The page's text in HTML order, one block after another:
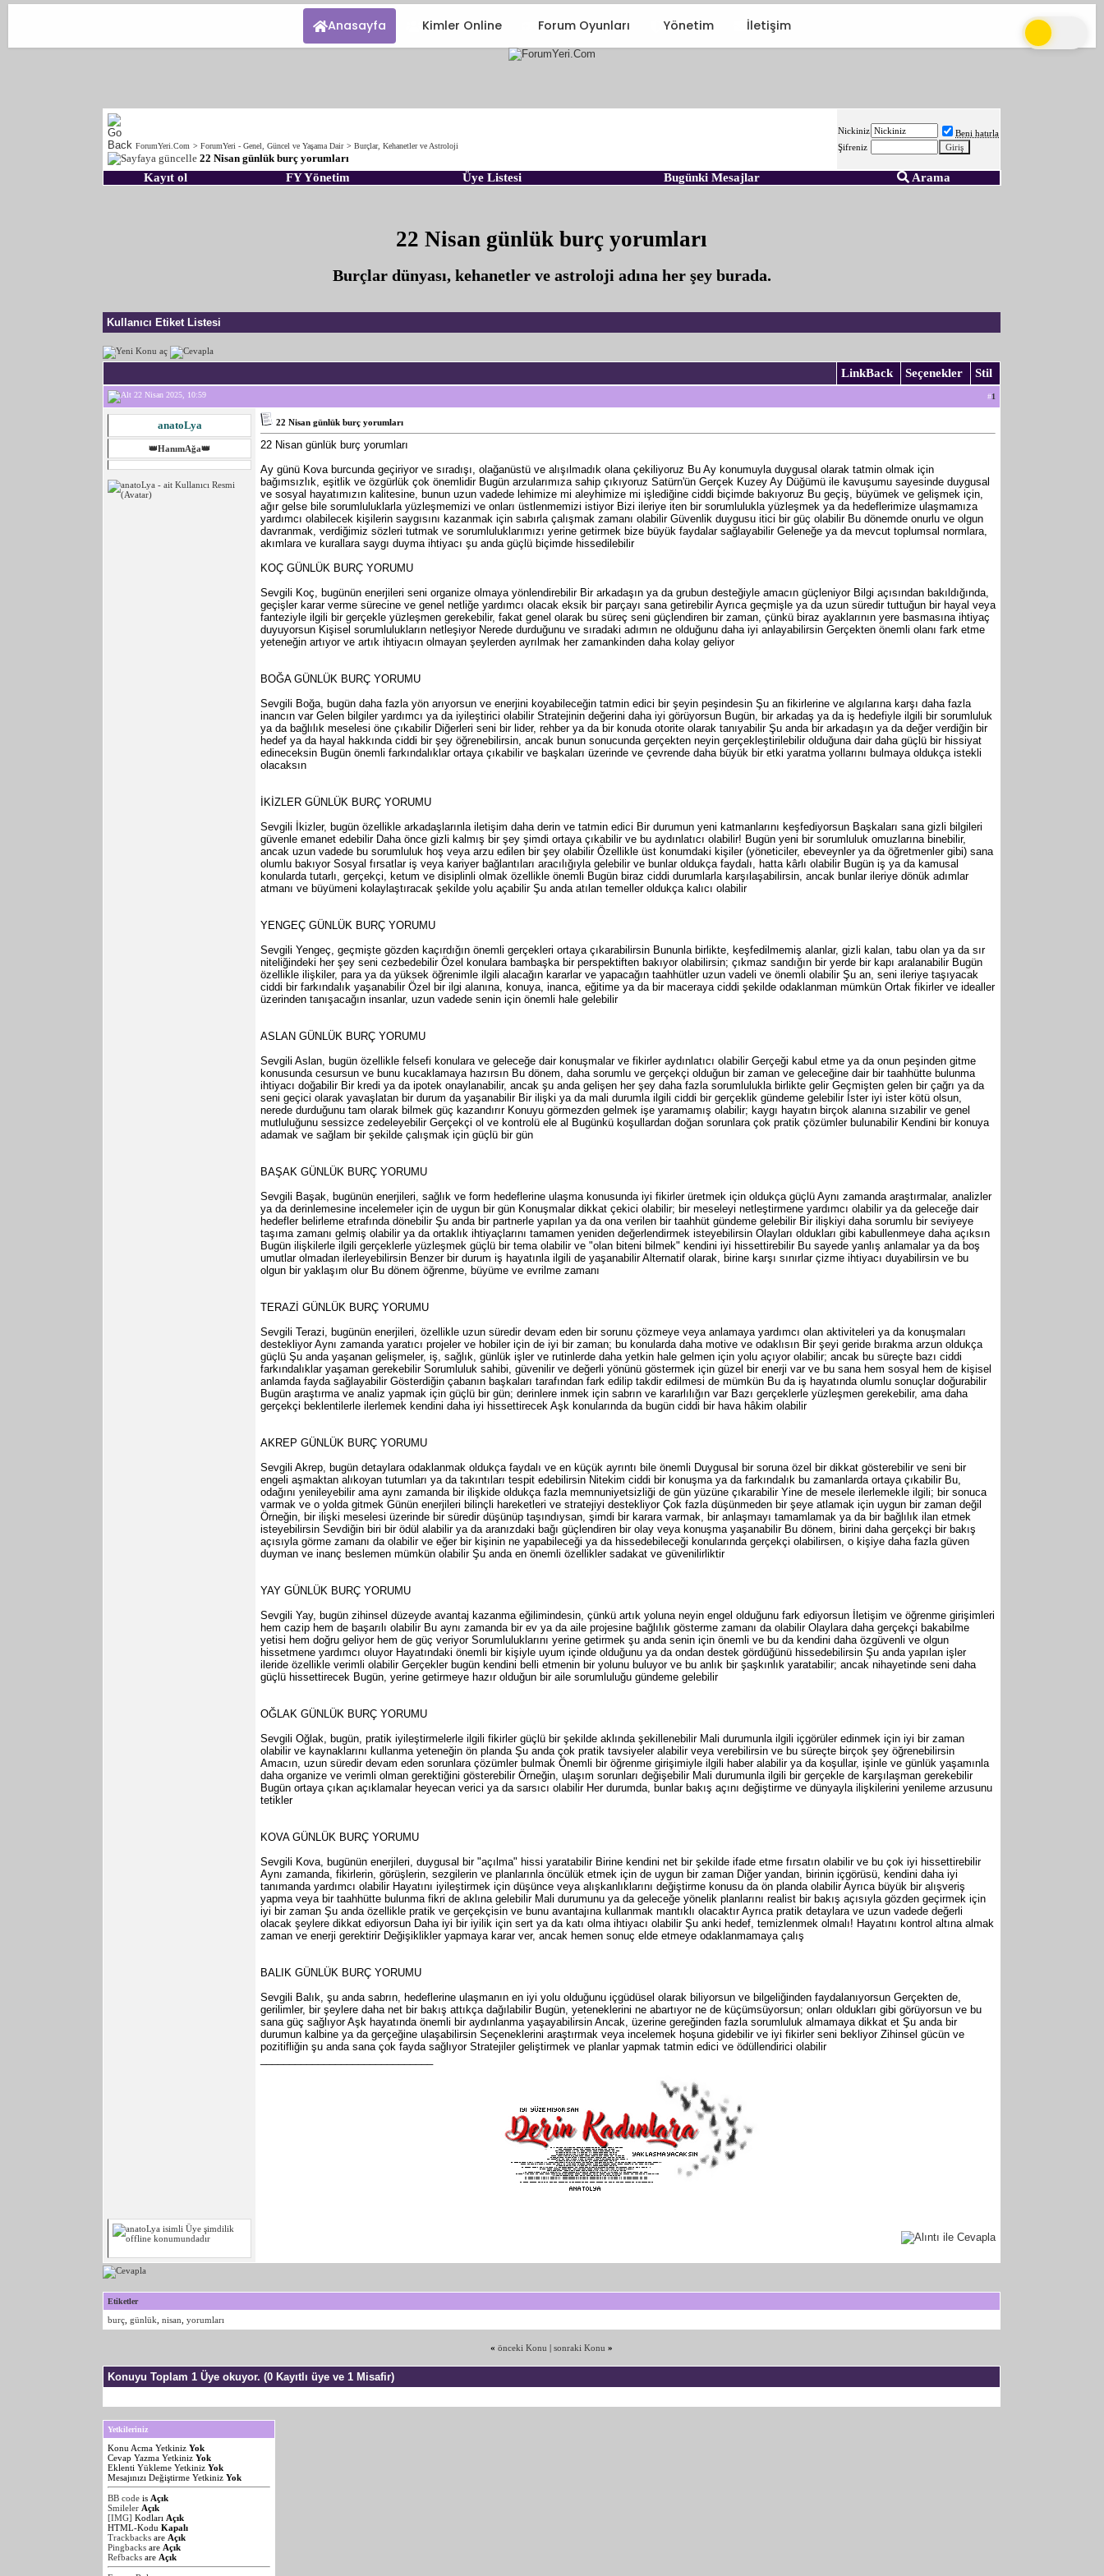
Anasayfa Kimler Online Forum Oyunları Yönetim İletişim
ForumYeri.Com >ForumYeri - Genel, Güncel ve Yaşama Dair >Burçlar, Kehanetler ve Astroloji
22 Nisan günlük burç yorumları
Nickiniz
Beni hatırla
Şifreniz
Kayıt ol FY Yönetim Üye Listesi Bugünki Mesajlar Arama
22 Nisan günlük burç yorumları
Burçlar dünyası, kehanetler ve astroloji adına her şey burada.
Kullanıcı Etiket Listesi
LinkBack Seçenekler Stil
22 Nisan 2025, 10:59 #1
anatoLya
👑HanımAğa👑
22 Nisan günlük burç yorumları
22 Nisan günlük burç yorumları
Ay günü Kova burcunda geçiriyor ve sıradışı, olağanüstü ve alışılmadık olana çekiliyoruz Bu Ay konumuyla duygusal olarak tatmin olmak için
bağımsızlık, eşitlik ve özgürlük çok önemlidir Bugün arzularımıza sahip çıkıyoruz Satürn'ün Gerçek Kuzey Ay Düğümü ile kavuşumu sayesinde duygusal
ve sosyal hayatımızın kalitesine, bunun uzun vadede lehimize mi aleyhimize mi işlediğine ciddi biçimde bakıyoruz Bu geçiş, büyümek ve gelişmek için,
ağır gelse bile sorumluluklarla yüzleşmemizi ve onları üstlenmemizi istiyor Bizi ileriye iten bir sorumlulukla yüzleşmek ya da hedeflerimize ulaşmamıza
yardımcı olabilecek kişilerin saygısını kazanmak için sabırla çalışmak zamanı olabilir Güvenlik duygusu itici bir güç olabilir Bu dönemde onurlu ve olgun
davranmak, verdiğimiz sözleri tutmak ve sorumluluklarımızı yerine getirmek bize büyük faydalar sağlayabilir Geleneğe ya da mevcut toplumsal normlara,
akımlara ve kurallara saygı duyma ihtiyacı şu anda güçlü biçimde hissedilebilir
KOÇ GÜNLÜK BURÇ YORUMU
Sevgili Koç, bugünün enerjileri seni organize olmaya yönlendirebilir Bir arkadaşın ya da grubun desteğiyle amacın güçleniyor Bilgi açısından bakıldığında,
geçişler karar verme sürecine ve genel netliğe yardımcı olacak eksik bir parçayı sana getirebilir Ayrıca geçmişle ya da uzun süredir tuttuğun bir hayal veya
fanteziyle ilgili bir gerçekle yüzleşmen gerekebilir, fakat genel olarak bu süreç seni güçlendiren bir zaman, çünkü biraz ayaklarının yere basmasına ihtiyaç
duyuyorsun Kişisel sorumlulukların netleşiyor Nerede durduğunu ve sıradaki adımın ne olduğunu daha iyi anlayabilirsin Gerçekten önemli olanı fark etme
yeteneğin artıyor ve artık ihtiyacın olmayan şeylerden ayrılmak her zamankinden daha kolay geliyor
BOĞA GÜNLÜK BURÇ YORUMU
Sevgili Boğa, bugün daha fazla yön arıyorsun ve enerjini koyabileceğin tatmin edici bir şeyin peşindesin Şu an fikirlerine ve algılarına karşı daha fazla
inancın var Gelen bilgiler yardımcı ya da iyileştirici olabilir Stratejinin değerini daha iyi görüyorsun Bugün, bir arkadaş ya da iş hedefiyle ilgili bir sorumluluk
ya da bağlılık meselesi öne çıkabilir Diğerleri seni bir lider, rehber ya da bir konuda otorite olarak tanıyabilir Şu anda bir arkadaşın ya da değer verdiğin bir
hedef ya da hayal hakkında ciddi bir şey öğrenebilirsin, ancak bunun sonucunda gerçekten neyin gerçekleştirilebilir olduğuna dair daha güçlü bir hissiyat
edineceksin Bugün önemli farkındalıklar ortaya çıkabilir ve başkaları üzerinde ve çevrende daha büyük bir etki yaratma yollarını bulmaya oldukça istekli
olacaksın
İKİZLER GÜNLÜK BURÇ YORUMU
Sevgili İkizler, bugün özellikle arkadaşlarınla iletişim daha derin ve tatmin edici Bir durumun yeni katmanlarını keşfediyorsun Başkaları sana gizli bilgileri
güvenle emanet edebilir Daha önce gizli kalmış bir şey şimdi ortaya çıkabilir ve bu aydınlatıcı olabilir! Bugün yeni bir sorumluluk omuzlarına binebilir,
ancak uzun vadede bu sorumluluk hoş veya arzu edilen bir şey olabilir Özellikle üst konumdaki kişiler (yöneticiler, ebeveynler ya da öğretmenler gibi) sana
olumlu bakıyor Sosyal fırsatlar iş veya kariyer bağlantıları aracılığıyla gelebilir ve bunlar oldukça faydalı, hatta kârlı olabilir Bugün iş ya da kamusal
konularda tutarlı, gerçekçi, ketum ve disiplinli olmak özellikle önemli Bugün biraz ciddi durumlarla karşılaşabilirsin, ancak bunlar ileriye dönük adımlar
atmanı ve büyümeni kolaylaştıracak şekilde yolu açabilir Şu anda atılan temeller oldukça kalıcı olabilir
YENGEÇ GÜNLÜK BURÇ YORUMU
Sevgili Yengeç, geçmişte gözden kaçırdığın önemli gerçekleri ortaya çıkarabilirsin Bununla birlikte, keşfedilmemiş alanlar, gizli kalan, tabu olan ya da sır
niteliğindeki her şey seni cezbedebilir Özel konulara bambaşka bir perspektiften bakıyor olabilirsin; çıkmaz sandığın bir yerde bir kapı aralanabilir Bugün
özellikle ilişkiler, para ya da yüksek öğrenimle ilgili alacağın kararlar ve yapacağın taahhütler uzun vadeli ve önemli olabilir Şu an, seni ileriye taşıyacak
ciddi bir farkındalık yaşanabilir Özel bir ilgi alanına, konuya, inanca, eğitime ya da bir maceraya ciddi şekilde odaklanman mümkün Ortak fikirler ve idealler
üzerinden tanışacağın insanlar, uzun vadede senin için önemli hale gelebilir
ASLAN GÜNLÜK BURÇ YORUMU
Sevgili Aslan, bugün özellikle felsefi konulara ve geleceğe dair konuşmalar ve fikirler aydınlatıcı olabilir Gerçeği kabul etme ya da onun peşinden gitme
konusunda cesursun ve bunu kucaklamaya hazırsın Bu dönem, daha sorumlu ve gerçekçi olduğun bir zaman ve geleceğine dair bir taahhütte bulunma
ihtiyacı doğabilir Bir kredi ya da ipotek onaylanabilir, ancak şu anda gelişen her şey daha fazla sorumlulukla birlikte gelir Geçmişten gelen bir çağrı ya da
seni geçici olarak yavaşlatan bir durum da yaşanabilir Bir ilişki ya da mali durumla ilgili ciddi bir gerçeklik gündeme gelebilir İster iyi ister kötü olsun,
nerede durduğunu tam olarak bilmek güç kazandırır Konuyu görmezden gelmek işe yaramamış olabilir; kaygı hayatın birçok alanına sızabilir ve genel
mutluluğunu sessizce zedeleyebilir Gerçekçi ol ve kontrolü ele al Bugünkü koşullardan doğan sorunlara çok pratik çözümler bulunabilir Kendini bir konuya
adamak ve sağlam bir şekilde çalışmak için güçlü bir gün
BAŞAK GÜNLÜK BURÇ YORUMU
Sevgili Başak, bugünün enerjileri, sağlık ve form hedeflerine ulaşma konusunda iyi fikirler üretmek için oldukça güçlü Aynı zamanda araştırmalar, analizler
ya da derinlemesine incelemeler için de uygun bir gün Konuşmalar dikkat çekici olabilir; bir meseleyi netleştirmene yardımcı olabilir ya da geleceğe dair
hedefler belirleme etrafında dönebilir Şu anda bir partnerle yapılan ya da ona verilen bir taahhüt gündeme gelebilir Bir ilişkiyi daha sorumlu bir seviyeye
taşıma zamanı gelmiş olabilir ya da ortaklık ihtiyaçlarını tamamen yeniden değerlendirmek isteyebilirsin Olayları oldukları gibi kabullenmeye daha açıksın
Bugün ilişkilerle ilgili gerçeklerle yüzleşmek güçlü bir tema olabilir ve "olan biteni bilmek" kendini iyi hissettirebilir Bu sayede yanlış anlamalar ya da boş
umutlar olmadan ilerleyebilirsin Benzer bir durum iş hayatınla ilgili de yaşanabilir Alternatif olarak, birine karşı sınırlar çizme ihtiyacı duyabilirsin ve bu
olgun bir yaklaşım olur Bu dönem öğrenme, büyüme ve evrilme zamanı
TERAZİ GÜNLÜK BURÇ YORUMU
Sevgili Terazi, bugünün enerjileri, özellikle uzun süredir devam eden bir sorunu çözmeye veya anlamaya yardımcı olan aktiviteleri ya da konuşmaları
destekliyor Aynı zamanda yaratıcı projeler ve hobiler için de iyi bir zaman; bu konularda daha motive ve odaklısın Bir şeyi geride bırakma arzun oldukça
güçlü Şu anda yaşanan gelişmeler, iş, sağlık, günlük işler ve rutinlerde daha yetkin hale gelmen için yolu açıyor olabilir; ancak bu süreçte bazı ciddi
farkındalıklar yaşaman gerekebilir Sorumluluk sahibi, güvenilir ve değerli yönünü göstermek için güzel bir enerji var ve bu sana hem sosyal hem de kişisel
anlamda fayda sağlayabilir Gösterdiğin çabanın başkaları tarafından fark edilip takdir edilmesi de mümkün Bu da iş hayatında olumlu sonuçlar doğurabilir
Bugün araştırma ve analiz yapmak için güçlü bir gün; derinlere inmek için sabrın ve kararlılığın var Bazı gerçeklerle yüzleşmen gerekebilir, ama daha
gerçekçi beklentilerle ilerlemek kendini daha iyi hissettirecek Aşk konularında da bugün ciddi bir hava hâkim olabilir
AKREP GÜNLÜK BURÇ YORUMU
Sevgili Akrep, bugün detaylara odaklanmak oldukça faydalı ve en küçük ayrıntı bile önemli Duygusal bir soruna özel bir dikkat gösterebilir ve seni bir
engeli aşmaktan alıkoyan tutumları ya da takıntıları tespit edebilirsin Nitekim ciddi bir konuşma ya da farkındalık bu zamanlarda ortaya çıkabilir Bu,
odağını yenileyebilir ama aynı zamanda bir ilişkide oldukça fazla memnuniyetsizliği de gün yüzüne çıkarabilir Yine de mesele ilerlemekle ilgili; bir sonuca
varmak ve o yolda gitmek Günün enerjileri bilinçli hareketleri ve stratejiyi destekliyor Çok fazla düşünmeden bir şeye atlamak için uygun bir zaman değil
Örneğin, bir ilişki meselesi üzerinde bir süredir düşünüp taşındıysan, şimdi bir karara varmak, bir anlaşmayı tamamlamak ya da bir bağlılık ilan etmek
isteyebilirsin Sevdiğin biri bir ödül alabilir ya da aranızdaki bağı güçlendiren bir olay veya konuşma yaşanabilir Bu dönem, birini daha gerçekçi bir bakış
açısıyla görme zamanı da olabilir ve eğer bir kişinin ne yapabileceği ya da hissedebileceği konularında gerçekçi olabilirsen, o kişiye daha fazla güven
duyman ve inanç beslemen mümkün olabilir Şu anda en önemli özellikler sadakat ve güvenilirliktir
YAY GÜNLÜK BURÇ YORUMU
Sevgili Yay, bugün zihinsel düzeyde avantaj kazanma eğilimindesin, çünkü artık yoluna neyin engel olduğunu fark ediyorsun İletişim ve öğrenme girişimleri
hem cazip hem de başarılı olabilir Bu aynı zamanda bir ev ya da aile projesine bağlılık gösterme zamanı da olabilir Olaylara daha gerçekçi bakabilme
yetisi hem doğru geliyor hem de güç veriyor Sorumluluklarını yerine getirmek şu anda senin için önemli ve bu da kendini daha özgüvenli ve olgun
hissetmene yardımcı oluyor Hayatındaki önemli bir kişiyle uyum içinde olduğunu ya da ondan destek gördüğünü hissedebilirsin Şu anda yapılan işler
ileride özellikle verimli olabilir Gerçekler bugün kendini belli etmenin bir yolunu buluyor ve bu anlık bir şaşkınlık yaratabilir; ancak nihayetinde seni daha
güçlü hissettirecek Bugün, yerine getirmeye hazır olduğun bir aile sorumluluğu gündeme gelebilir
OĞLAK GÜNLÜK BURÇ YORUMU
Sevgili Oğlak, bugün, pratik iyileştirmelerle ilgili fikirler güçlü bir şekilde aklında şekillenebilir Mali durumunla ilgili içgörüler edinmek için iyi bir zaman
olabilir ve kaynaklarını kullanma yeteneğin ön planda Şu anda çok pratik tavsiyeler alabilir veya verebilirsin ve bu süreçte birçok şey öğrenebilirsin
Amacın, uzun süredir devam eden sorunlara çözümler bulmak Önemli bir öğrenme girişimiyle ilgili haber alabilir ya da koşullar, işinle ve günlük yaşamınla
daha organize ve verimli olman gerektiğini gösterebilir Örneğin, ulaşım sorunları değişebilir Mali durumunla ilgili bir gerçekle de karşılaşman gerekebilir
Bugün ortaya çıkan açıklamalar heyecan verici ya da sarsıcı olabilir Her durumda, bunlar bakış açını değiştirme ve dünyayla ilişkilerini yenileme arzusunu
tetikler
KOVA GÜNLÜK BURÇ YORUMU
Sevgili Kova, bugünün enerjileri, duygusal bir "açılma" hissi yaratabilir Birine kendini net bir şekilde ifade etme fırsatın olabilir ve bu çok iyi hissettirebilir
Aynı zamanda, fikirlerin, görüşlerin, sezgilerin ve planlarınla öncülük etmek için de uygun bir zaman Diğer yandan, birinin içgörüsü, kendini daha iyi
tanımanda yardımcı olabilir Hayatını iyileştirmek için düşünce veya alışkanlıklarını değiştirme konusu da ön planda olabilir Ayrıca büyük bir alışveriş
yapma veya bir taahhütte bulunma fikri de aklına gelebilir Mali durumunu ya da geleceğe yönelik planlarını realist bir bakış açısıyla gözden geçirmek için
iyi bir zaman Şu anda özellikle pratik ve gerçekçisin ve bunu avantajına kullanmak mantıklı olacaktır Ayrıca pratik detaylara ve uzun vadede değerli
olacak şeylere dikkat ediyorsun Daha iyi bir iyilik için sert ya da katı olma ihtiyacı olabilir Şu anki hedef, temizlenmek olmalı! Hayatını kontrol altına almak
zaman ve enerji gerektirir Değişiklikler yapmaya karar ver, ancak hemen sonuç elde etmeye odaklanmamaya çalış
BALIK GÜNLÜK BURÇ YORUMU
Sevgili Balık, şu anda sabrın, hedeflerine ulaşmanın en iyi yolu olduğunu içgüdüsel olarak biliyorsun ve bilgeliğinden faydalanıyorsun Gerçekten de,
gerilimler, bir şeylere daha net bir bakış attıkça dağılabilir Bugün, yeteneklerini ne abartıyor ne de küçümsüyorsun; onları oldukları gibi görüyorsun ve bu
sana güç sağlıyor Aşk hayatında önemli bir aydınlanma yaşayabilirsin Ancak, üzerine gereğinden fazla sorumluluk almamaya dikkat et Şu anda bir
durumun kalbine ya da gerçeğine ulaşabilirsin Seçeneklerini araştırmak veya incelemek hoşuna gidebilir ve iyi fikirler seni bekliyor Zihinsel gücün ve
pozitifliğin şu anda sana çok fayda sağlıyor Stratejiler geliştirmek ve planlar yapmak tatmin edici ve ödüllendirici olabilir
Etiketler
burç ,günlük ,nisan ,yorumları
« önceki Konu |sonraki Konu »
Konuyu Toplam 1 Üye okuyor.(0 Kayıtlı üye ve 1 Misafir)
Yetkileriniz
Konu Acma YetkinizYok
Cevap Yazma YetkinizYok
Eklenti Yükleme YetkinizYok
Mesajınızı Değiştirme YetkinizYok
BB code is Açık
Smileler Açık
[IMG] Kodları Açık
HTML-KoduKapalı
Trackbacks are Açık
Pingbacks are Açık
Refbacks are Açık